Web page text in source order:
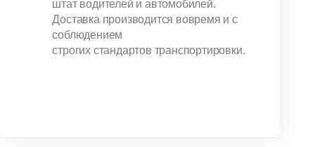
штат водителей и автомобилей.
Доставка производится вовремя и с
соблюдением
строгих стандартов транспортировки.